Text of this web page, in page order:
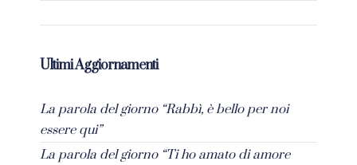
Ultimi Aggiornamenti
La parola del giorno “Rabbì, è bello per noi
essere qui”
La parola del giorno “Ti ho amato di amore